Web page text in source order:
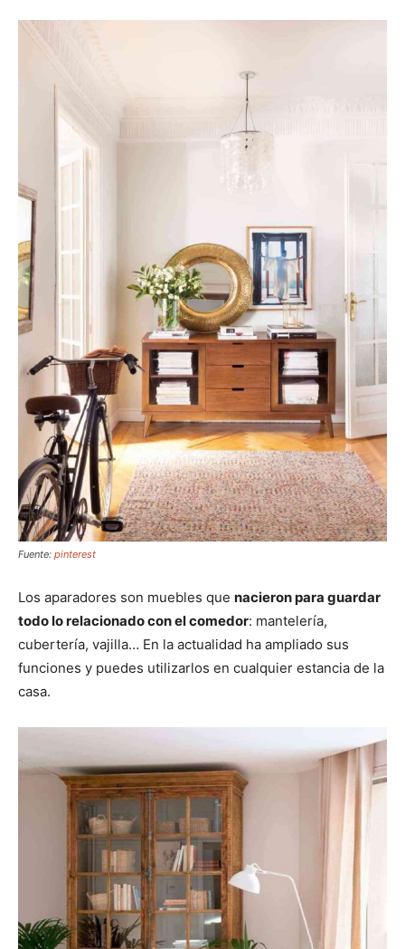
Fuente: pinterest
Los aparadores son muebles que nacieron para guardar
todo lo relacionado con el comedor: mantelería,
cubertería, vajilla… En la actualidad ha ampliado sus
funciones y puedes utilizarlos en cualquier estancia de la
casa.